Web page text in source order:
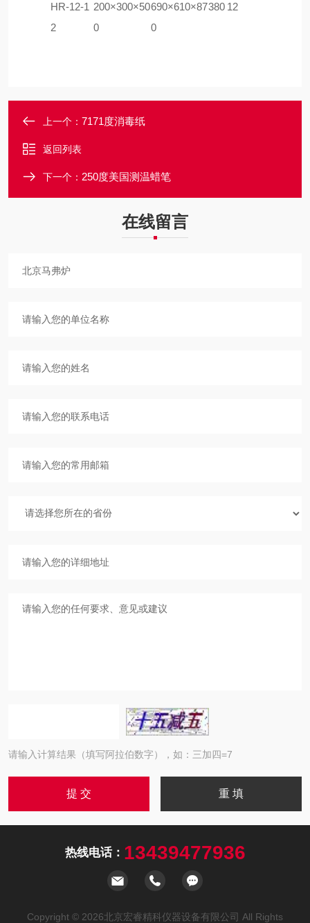
HR-12-1
2
200×300×50
0
690×610×87
0
380 12
上一个： 7171度消毒纸
返回列表
下一个： 250度美国测温蜡笔
在线留言
请输入计算结果（填写阿拉伯数字），如：三加四=7
热线电话： 13439477936
Copyright © 2026北京宏睿精科仪器设备有限公司 All Rights